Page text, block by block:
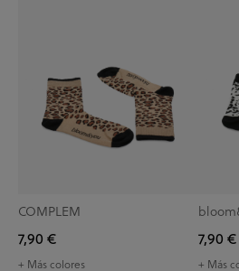
COMPLEM
7,90 €
+ Más colores
7,90 €
+ Más